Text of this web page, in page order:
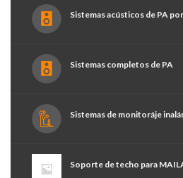
Sistemas acústicos de PA
Sistemas completos de PA
Sistemas de monitoráje
Soporte de techo para